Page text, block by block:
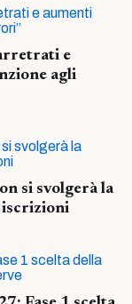
e
agli
si svolgerà la
iscrizioni